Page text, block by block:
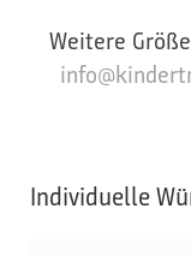
Weitere
Individuelle